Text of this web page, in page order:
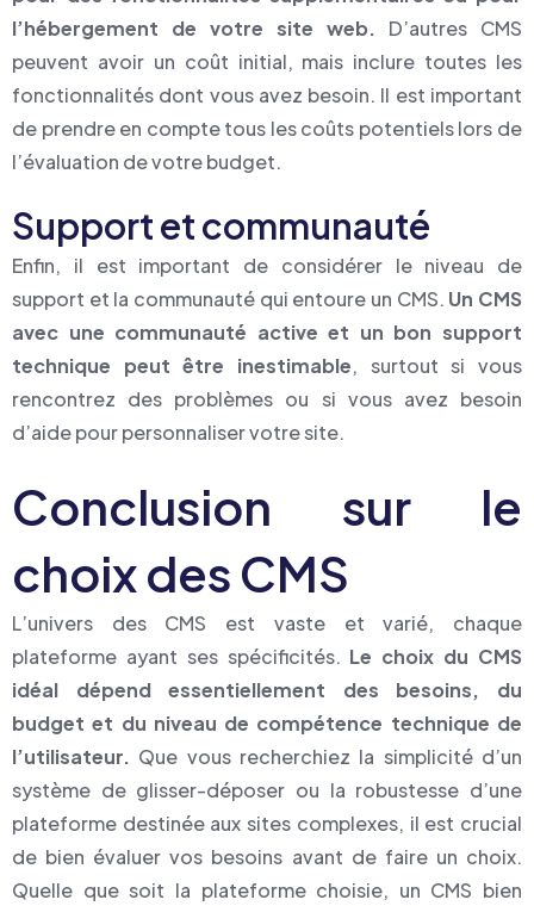
l’hébergement de votre site web. D’autres CMS
peuvent avoir un coût initial, mais inclure toutes les
fonctionnalités dont vous avez besoin. Il est important
de prendre en compte tous les coûts potentiels lors de
l’évaluation de votre budget.
Support et communauté
Enfin, il est important de considérer le niveau de
support et la communauté qui entoure un CMS. Un CMS
avec une communauté active et un bon support
technique peut être inestimable, surtout si vous
rencontrez des problèmes ou si vous avez besoin
d’aide pour personnaliser votre site.
Conclusion sur le
choix des CMS
L’univers des CMS est vaste et varié, chaque
plateforme ayant ses spécificités. Le choix du CMS
idéal dépend essentiellement des besoins, du
budget et du niveau de compétence technique de
l’utilisateur. Que vous recherchiez la simplicité d’un
système de glisser-déposer ou la robustesse d’une
plateforme destinée aux sites complexes, il est crucial
de bien évaluer vos besoins avant de faire un choix.
Quelle que soit la plateforme choisie, un CMS bien